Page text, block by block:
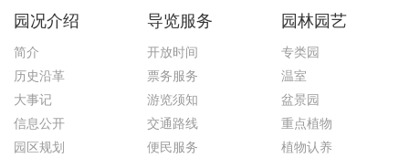
园况介绍
简介
历史沿革
大事记
信息公开
园区规划
导览服务
开放时间
票务服务
游览须知
交通路线
便民服务
园林园艺
专类园
温室
盆景园
重点植物
植物认养